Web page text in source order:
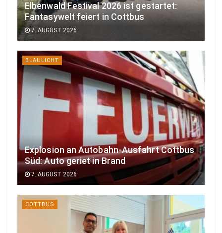
Elbenwald Festival 2026 ist gestartet:
Fantasywelt feiert in Cottbus
7. AUGUST 2026
BLAULICHT
Explosion an Autobahn-Ausfahrt Cottbus
Süd: Auto geriet in Brand
7. AUGUST 2026
COTTBUS